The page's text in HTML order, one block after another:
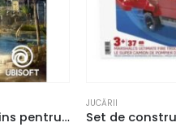
Joc Assassins Creed Origins pentru PlayStation 4
JUCĂRII